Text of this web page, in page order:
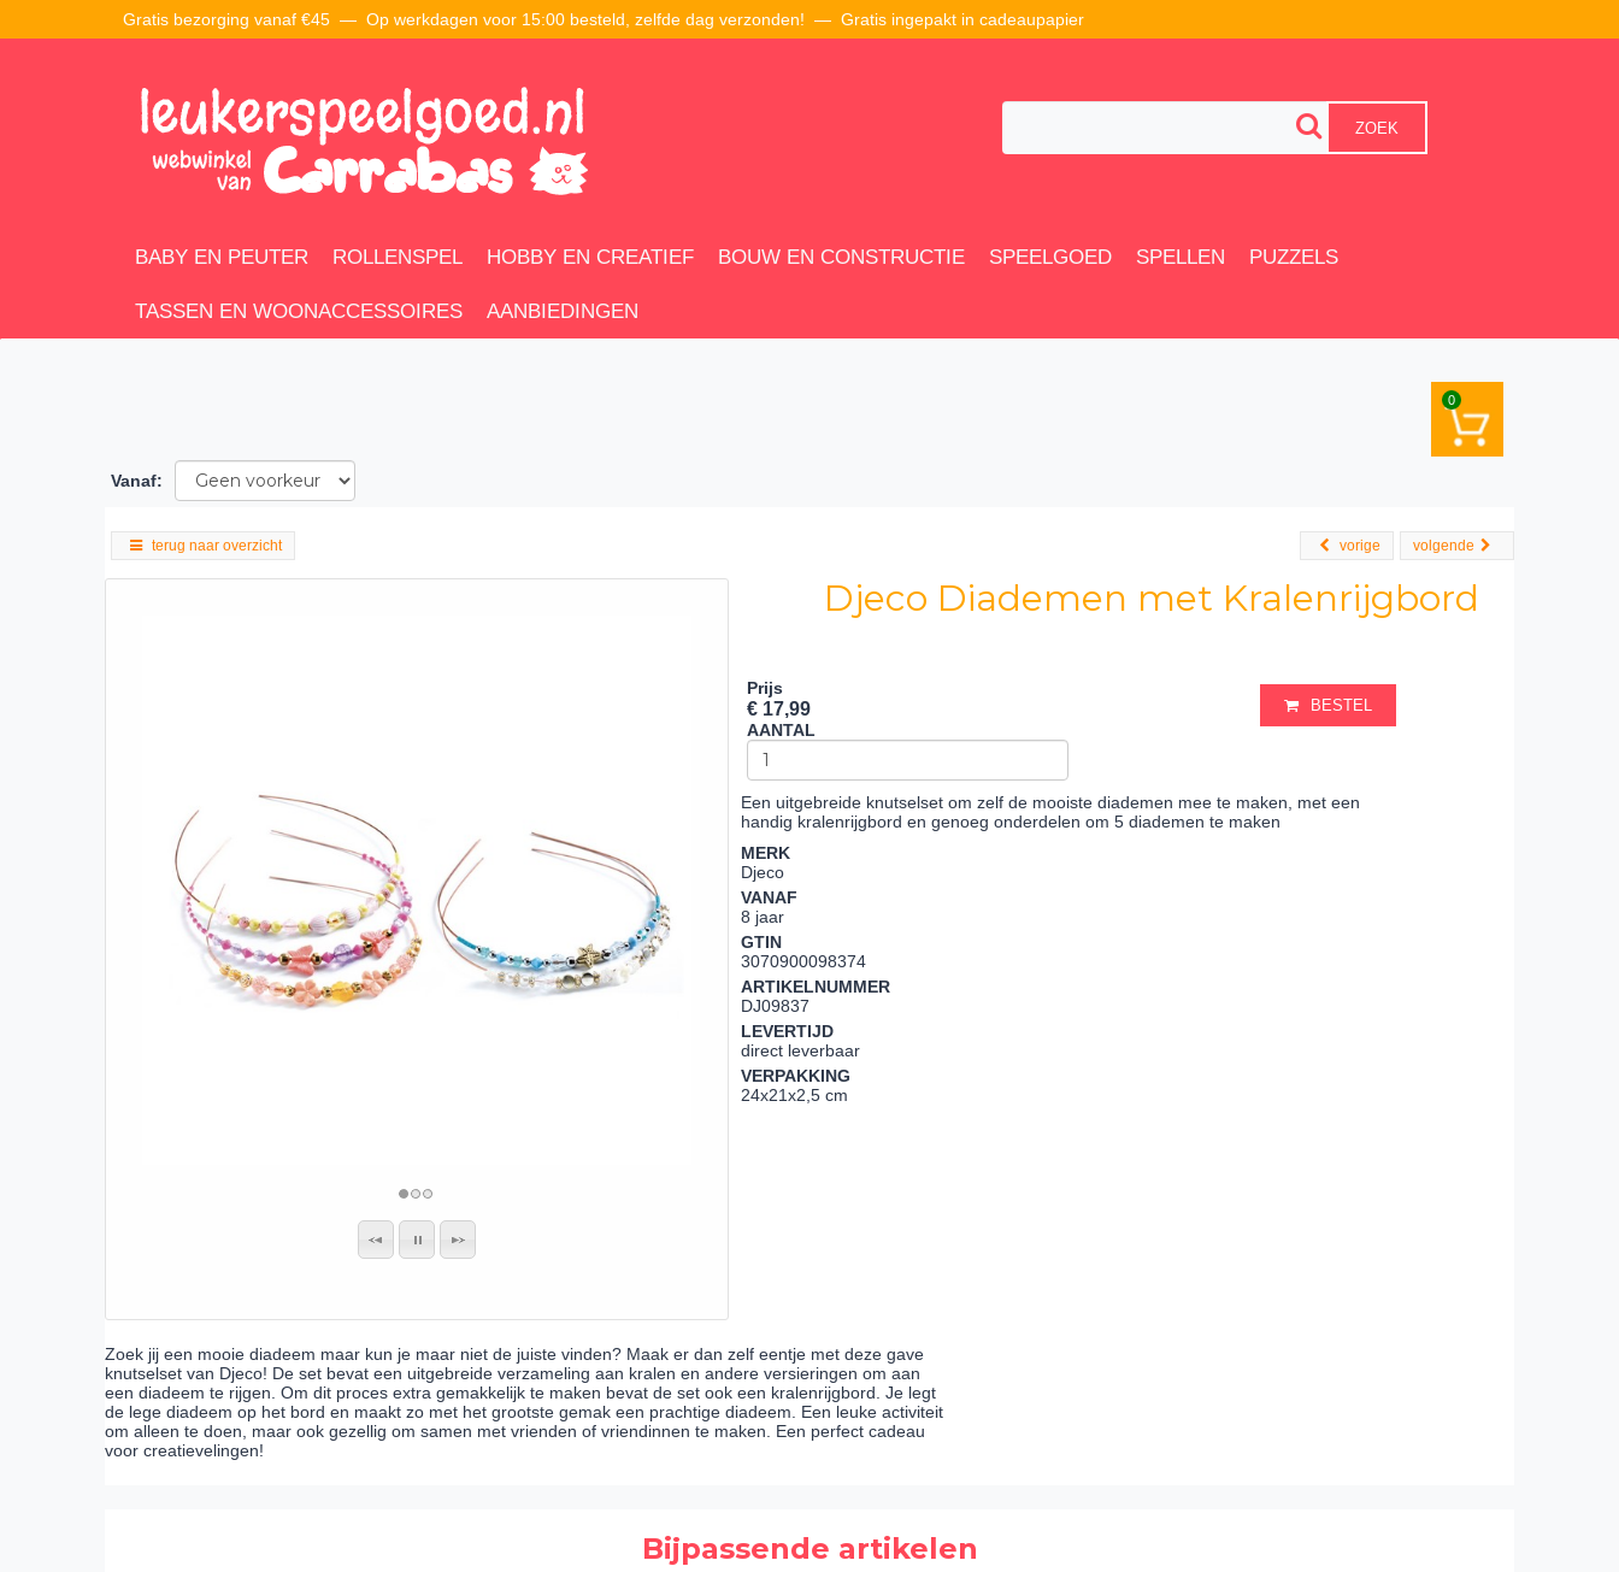
Gratis bezorging vanaf €45 — Op werkdagen voor 15:00 besteld, zelfde dag verzonden! — Gratis ingepakt in cadeaupapier
ZOEK
BABY EN PEUTER ROLLENSPEL HOBBY EN CREATIEF BOUW EN CONSTRUCTIE SPEELGOED SPELLEN PUZZELS
TASSEN EN WOONACCESSOIRES AANBIEDINGEN
0
Vanaf:
terug naar overzicht volgende
vorige
Djeco Diademen met Kralenrijgbord
Prijs
€ 17,99
AANTAL
BESTEL
Een uitgebreide knutselset om zelf de mooiste diademen mee te maken, met een
handig kralenrijgbord en genoeg onderdelen om 5 diademen te maken
MERK
Djeco
VANAF
8 jaar
GTIN
3070900098374
ARTIKELNUMMER
DJ09837
LEVERTIJD
direct leverbaar
VERPAKKING
24x21x2,5 cm
Zoek jij een mooie diadeem maar kun je maar niet de juiste vinden? Maak er dan zelf eentje met deze gave
knutselset van Djeco! De set bevat een uitgebreide verzameling aan kralen en andere versieringen om aan
een diadeem te rijgen. Om dit proces extra gemakkelijk te maken bevat de set ook een kralenrijgbord. Je legt
de lege diadeem op het bord en maakt zo met het grootste gemak een prachtige diadeem. Een leuke activiteit
om alleen te doen, maar ook gezellig om samen met vrienden of vriendinnen te maken. Een perfect cadeau
voor creatievelingen!
Bijpassende artikelen